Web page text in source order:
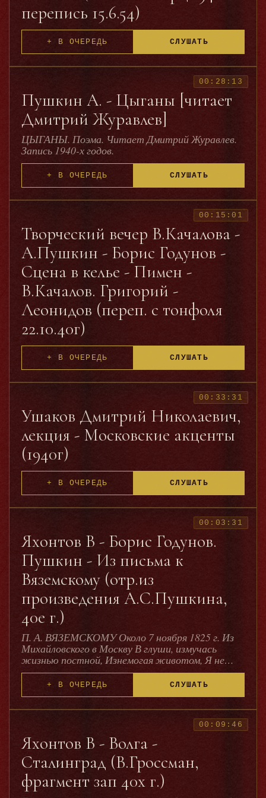
перепись 15.6.54)
+ В ОЧЕРЕДЬ СЛУШАТЬ
Пушкин А. - Цыганы [читает
Дмитрий Журавлев]
ЦЫГАНЫ. Поэма. Читает Дмитрий Журавлев.
Запись 1940-х годов.
00:28:13
+ В ОЧЕРЕДЬ СЛУШАТЬ
Творческий вечер В.Качалова -
А.Пушкин - Борис Годунов -
Сцена в келье - Пимен -
В.Качалов. Григорий -
Леонидов (переп. с тонфоля
22.10.40г)
00:15:01
+ В ОЧЕРЕДЬ СЛУШАТЬ
Ушаков Дмитрий Николаевич,
лекция - Московские акценты
(1940г)
00:33:31
+ В ОЧЕРЕДЬ СЛУШАТЬ
Яхонтов В - Борис Годунов.
Пушкин - Из письма к
Вяземскому (отр.из
произведения А.С.Пушкина,
40е г.)
П. А. ВЯЗЕМСКОМУ Около 7 ноября 1825 г. Из
Михайловского в Москву В глуши, измучась
жизнью постной, Изнемогая животом, Я не
парю — сижу орлом И болен праздностью
поносной. Бумаги берегу запас, Натугу
вдохновенья чуждый, Хожу я редко на Парнас, И
затейливый навоз Приятно мне щекотит нос:
Хвостова он напоминает, Отца зубастых
голубей, И дух мой снова позывает Ко
испражненью прежних дней. Благодарствую,
душа моя, и целую тебя в твою поэтическую
<жопку> — с тех пор как я в Михайловском, я
только два раза хохотал; при разборе новой
пиитики басен и при посвящении <говну говна>
00:03:31
+ В ОЧЕРЕДЬ СЛУШАТЬ
Яхонтов В - Волга -
Сталинград (В.Гроссман,
фрагмент зап 40х г.)
00:09:46